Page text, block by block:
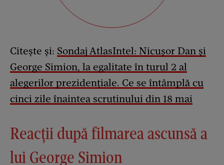
Citește și: Sondaj AtlasIntel: Nicușor Dan și
George Simion, la egalitate în turul 2 al
alegerilor prezidențiale. Ce se întâmplă cu
cinci zile înaintea scrutinului din 18 mai
Reacții după filmarea ascunsă a
lui George Simion